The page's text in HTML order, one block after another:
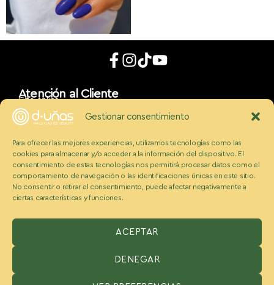
Gestionar consentimiento
Para ofrecer las mejores experiencias, utilizamos tecnologías como las
cookies para almacenar y/o acceder a la información del dispositivo. El
consentimiento de estas tecnologías nos permitirá procesar datos como el
comportamiento de navegación o las identificaciones únicas en este sitio.
No consentir o retirar el consentimiento, puede afectar negativamente a
ciertas características y funciones.
ACEPTAR
DENEGAR
Atención al Cliente
Cita online
App móvil
d_uñaslovers
Bonos d-uñas
Contacto
Conócenos
Somos Ecobeauty
Conocenos
Medios
Blog